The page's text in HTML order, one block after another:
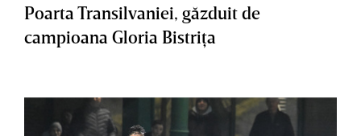
Poarta Transilvaniei, găzduit de
campioana Gloria Bistriţa